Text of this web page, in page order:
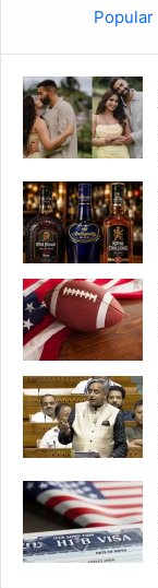
Popular